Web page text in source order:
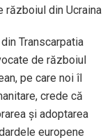
din Ucraina
Transcarpatia
de războiul
pe care noi îl
crede că
şi adoptarea
europene